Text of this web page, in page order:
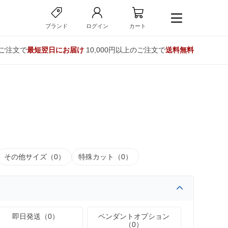
ブランド ログイン カート
注文で最短翌日にお届け10,000円以上のご注文で送料無料
その他サイズ（0） 特殊カット（0）
即日発送（0）
ペンダントオプション
（0）